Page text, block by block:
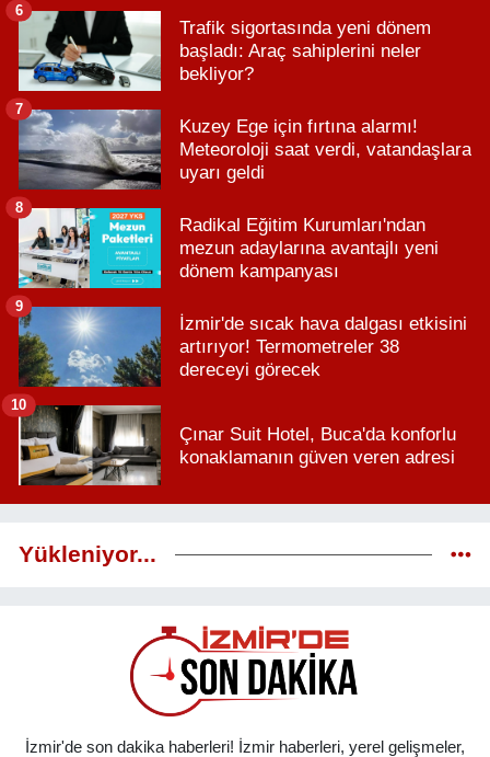
Trafik sigortasında yeni dönem
başladı: Araç sahiplerini neler
bekliyor?
6
Kuzey Ege için fırtına alarmı!
Meteoroloji saat verdi, vatandaşlara
uyarı geldi
7
Radikal Eğitim Kurumları'ndan
mezun adaylarına avantajlı yeni
dönem kampanyası
8
İzmir'de sıcak hava dalgası etkisini
artırıyor! Termometreler 38
dereceyi görecek
9
Çınar Suit Hotel, Buca'da konforlu
konaklamanın güven veren adresi
10
Yükleniyor...
İzmir'de son dakika haberleri! İzmir haberleri, yerel gelişmeler,